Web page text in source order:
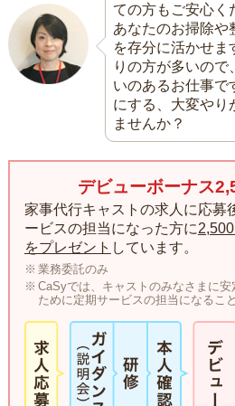
ての方もご安心く
あなたのお掃除や
を存分に活かせま
りの方が多いの
いのあるお仕事で
にする、大変やり
ませんか？
デビューボーナス
家事代行キャストの求人に応募
ービスの担当になった方に
をプレゼント しています。
業務委託のみ
CaSyでは、キャストのみなさまに安
ために定期サービスの担当になるこ